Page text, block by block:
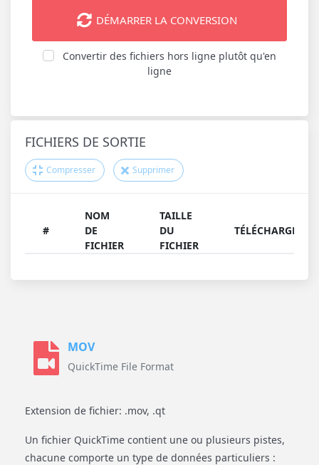
DÉMARRER LA CONVERSION
Convertir des fichiers hors ligne plutôt qu'en
ligne
FICHIERS DE SORTIE
Compresser Supprimer
#
NOM
DE
FICHIER
TAILLE
DU
FICHIER
TÉLÉCHARGER
MOV
QuickTime File Format
Extension de fichier: .mov, .qt
Un fichier QuickTime contient une ou plusieurs pistes,
chacune comporte un type de données particuliers :